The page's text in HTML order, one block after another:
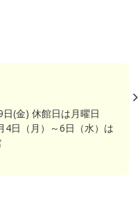
(金) 休館日は月曜日
4日（月）～6日（水）は